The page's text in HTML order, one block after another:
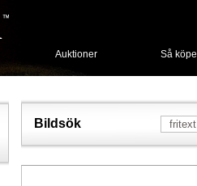
Auktioner Så
Bildsök